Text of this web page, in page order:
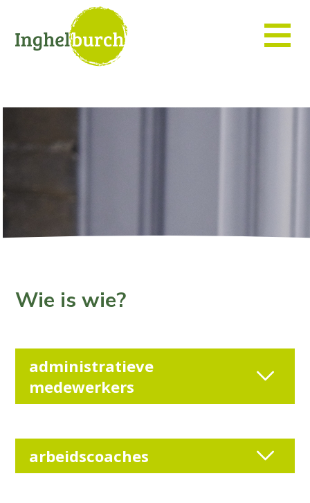
Wie is wie?
administratieve
medewerkers
arbeidscoaches